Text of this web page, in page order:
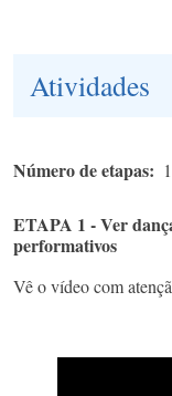
Atividades
Número de etapas 1
ETAPA 1 - Ver
performativos
Vê o vídeo com